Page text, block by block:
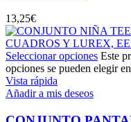
13,25€
Seleccionar opciones Este
opciones se pueden elegir
Vista rápida
Añadir a mis deseos